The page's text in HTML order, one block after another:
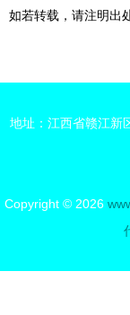
如若转载，请注明出
地址：江西省赣江新
Copyright © 2026